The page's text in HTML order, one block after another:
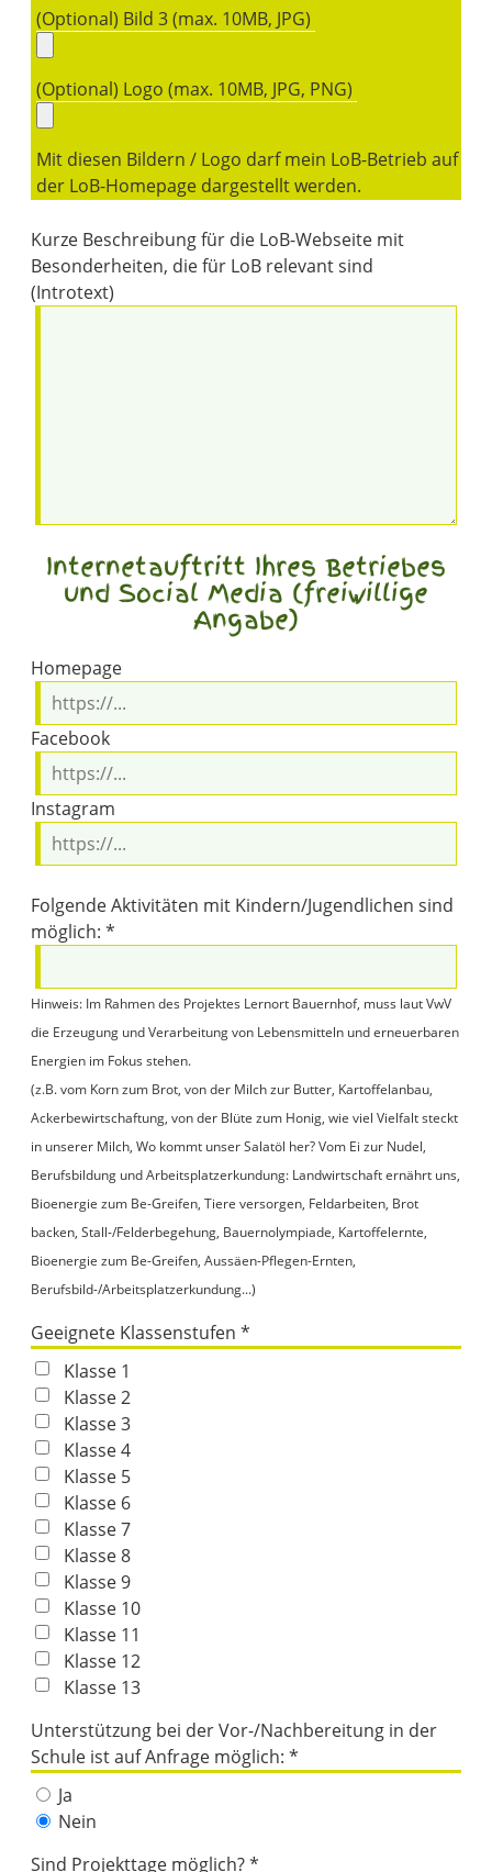
(Optional) Bild 3 (max. 10MB, JPG)
(Optional) Logo (max. 10MB, JPG, PNG)
Mit diesen Bildern / Logo darf mein LoB-Betrieb auf
der LoB-Homepage dargestellt werden.
Kurze Beschreibung für die LoB-Webseite mit
Besonderheiten, die für LoB relevant sind
(Introtext)
Internetauftritt Ihres Betriebes
und Social Media (freiwillige
Angabe)
Homepage
Facebook
Instagram
Folgende Aktivitäten mit Kindern/Jugendlichen sind
möglich: *
Hinweis: Im Rahmen des Projektes Lernort Bauernhof, muss laut VwV
die Erzeugung und Verarbeitung von Lebensmitteln und erneuerbaren
Energien im Fokus stehen.
(z.B. vom Korn zum Brot, von der Milch zur Butter, Kartoffelanbau,
Ackerbewirtschaftung, von der Blüte zum Honig, wie viel Vielfalt steckt
in unserer Milch, Wo kommt unser Salatöl her? Vom Ei zur Nudel,
Berufsbildung und Arbeitsplatzerkundung: Landwirtschaft ernährt uns,
Bioenergie zum Be-Greifen, Tiere versorgen, Feldarbeiten, Brot
backen, Stall-/Felderbegehung, Bauernolympiade, Kartoffelernte,
Bioenergie zum Be-Greifen, Aussäen-Pflegen-Ernten,
Berufsbild-/Arbeitsplatzerkundung...)
Geeignete Klassenstufen *
Klasse 1
Klasse 2
Klasse 3
Klasse 4
Klasse 5
Klasse 6
Klasse 7
Klasse 8
Klasse 9
Klasse 10
Klasse 11
Klasse 12
Klasse 13
Unterstützung bei der Vor-/Nachbereitung in der
Schule ist auf Anfrage möglich: *
Ja
Nein
Sind Projekttage möglich? *